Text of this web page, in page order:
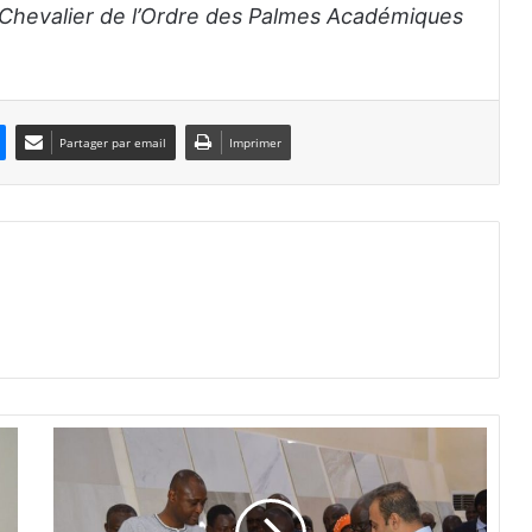
Chevalier de l’Ordre des Palmes Académiques
Partager par email Imprimer